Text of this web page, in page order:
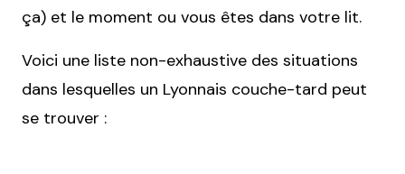
ça) et le moment ou vous êtes dans votre lit.
Voici une liste non-exhaustive des situations
dans lesquelles un Lyonnais couche-tard peut
se trouver :